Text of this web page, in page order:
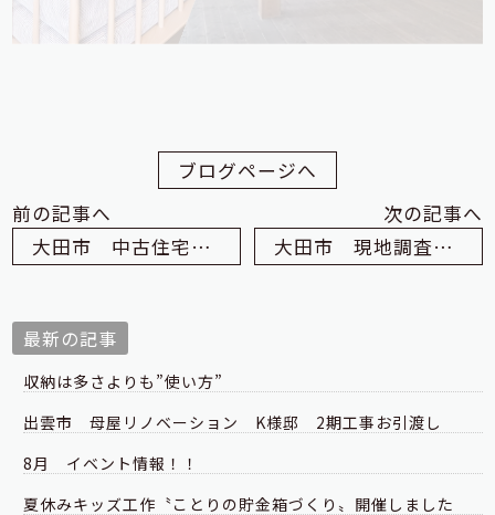
ブログページへ
前の記事へ
大田市 中古住宅フルリノベーション M様邸 基礎工事
次の記事へ
大田市 現地調査へ行ってきました
最新の記事
収納は多さよりも”使い方”
出雲市 母屋リノベーション K様邸 2期工事お引渡し
8月 イベント情報！！
夏休みキッズ工作〝ことりの貯金箱づくり〟開催しました